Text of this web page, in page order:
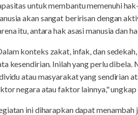
untuk membantu memenuhi
akan sangat beririsan dengan
itu, antara hak asasi manusia dan
konteks zakat, infak, dan
kesendirian. Inilah yang perlu dibela.
atau masyarakat yang sendirian
negara atau faktor lainnya," ungkap
ini diharapkan dapat